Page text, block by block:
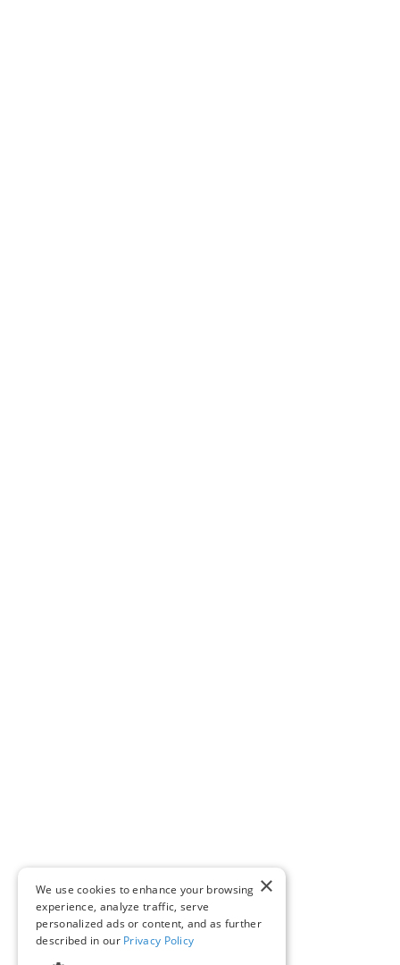
×
We use cookies to enhance your browsing
experience, analyze traffic, serve
personalized ads or content, and as further
described in our Privacy Policy